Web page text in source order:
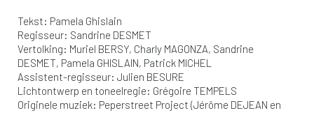
Tekst: Pamela Ghislain
Regisseur: Sandrine DESMET
Vertolking: Muriel BERSY, Charly MAGONZA, Sandrine
DESMET, Pamela GHISLAIN, Patrick MICHEL
Assistent-regisseur: Julien BESURE
Lichtontwerp en toneelregie: Grégoire TEMPELS
Originele muziek: Peperstreet Project (Jérôme DEJEAN en